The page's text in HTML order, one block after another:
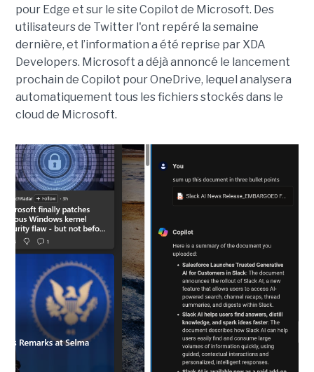
pour Edge et sur le site Copilot de Microsoft. Des
utilisateurs de Twitter l'ont repéré la semaine
dernière, et l’information a été reprise par XDA
Developers. Microsoft a déjà annoncé le lancement
prochain de Copilot pour OneDrive, lequel analysera
automatiquement tous les fichiers stockés dans le
cloud de Microsoft.